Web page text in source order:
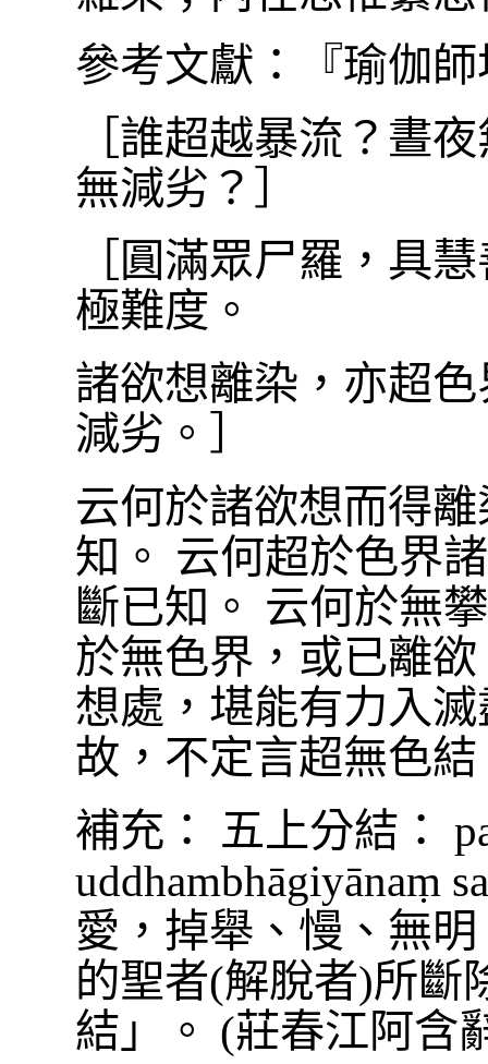
參考文獻：『瑜伽
［誰超越暴流？晝
無減劣？］
［圓滿眾尸羅，具
極難度。
諸欲想離染，亦超
減劣。］
云何於諸欲想而得
知。 云何超於色界
斷已知。 云何於無
於無色界，或已離
想處，堪能有力入
故，不定言超無色結
補充： 五上分結：
uddhambhāgiyānaṃ
愛，掉舉、慢、無
的聖者(解脫者)所斷
結」。 (莊春江阿含